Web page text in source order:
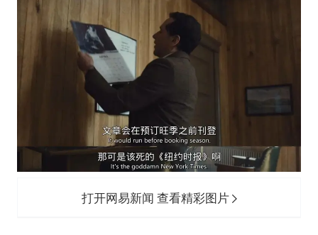
打开网易新闻 查看精彩图片